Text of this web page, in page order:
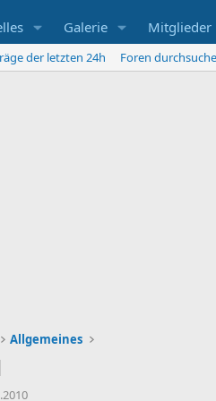
Galerie Mitglieder
der letzten 24h Foren
Allgemeines